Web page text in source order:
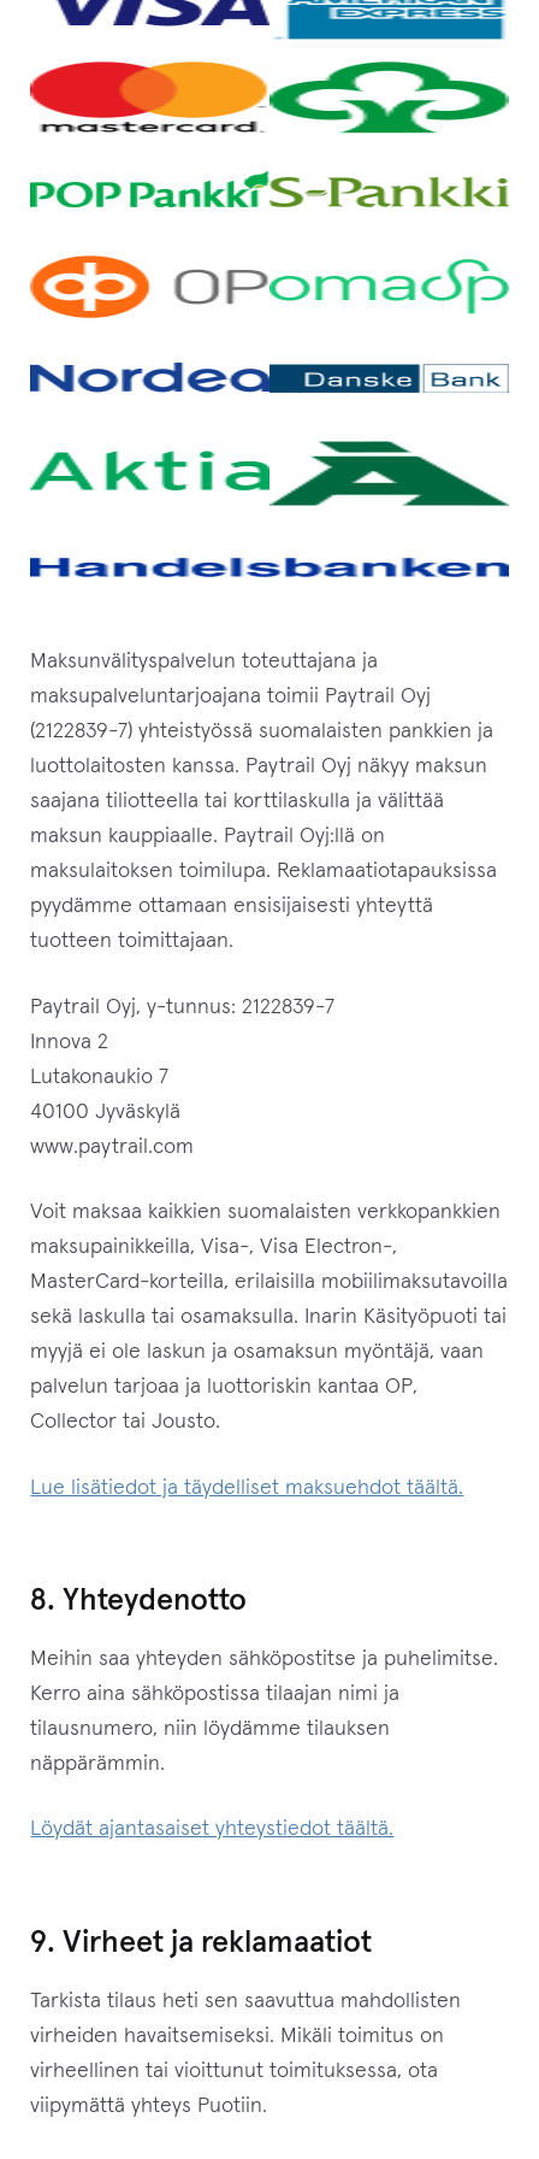
Maksunvälityspalvelun toteuttajana ja
maksupalveluntarjoajana toimii Paytrail Oyj
(2122839-7) yhteistyössä suomalaisten pankkien ja
luottolaitosten kanssa. Paytrail Oyj näkyy maksun
saajana tiliotteella tai korttilaskulla ja välittää
maksun kauppiaalle. Paytrail Oyj:llä on
maksulaitoksen toimilupa. Reklamaatiotapauksissa
pyydämme ottamaan ensisijaisesti yhteyttä
tuotteen toimittajaan.
Paytrail Oyj, y-tunnus: 2122839-7
Innova 2
Lutakonaukio 7
40100 Jyväskylä
www.paytrail.com
Voit maksaa kaikkien suomalaisten verkkopankkien
maksupainikkeilla, Visa-, Visa Electron-,
MasterCard-korteilla, erilaisilla mobiilimaksutavoilla
sekä laskulla tai osamaksulla. Inarin Käsityöpuoti tai
myyjä ei ole laskun ja osamaksun myöntäjä, vaan
palvelun tarjoaa ja luottoriskin kantaa OP,
Collector tai Jousto.
Lue lisätiedot ja täydelliset maksuehdot täältä.
8. Yhteydenotto
Meihin saa yhteyden sähköpostitse ja puhelimitse.
Kerro aina sähköpostissa tilaajan nimi ja
tilausnumero, niin löydämme tilauksen
näppärämmin.
Löydät ajantasaiset yhteystiedot täältä.
9. Virheet ja reklamaatiot
Tarkista tilaus heti sen saavuttua mahdollisten
virheiden havaitsemiseksi. Mikäli toimitus on
virheellinen tai vioittunut toimituksessa, ota
viipymättä yhteys Puotiin.